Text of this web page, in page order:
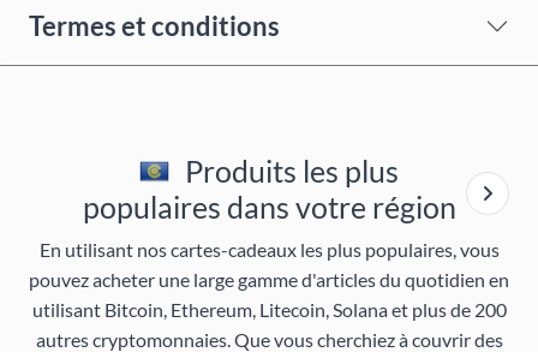
Termes et conditions
Produits les plus
populaires dans votre région
En utilisant nos cartes-cadeaux les plus populaires, vous
pouvez acheter une large gamme d'articles du quotidien en
utilisant Bitcoin, Ethereum, Litecoin, Solana et plus de 200
autres cryptomonnaies. Que vous cherchiez à couvrir des